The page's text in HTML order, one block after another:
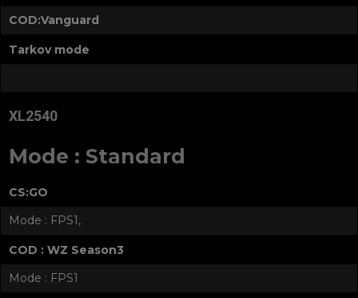
COD:Vanguard
Tarkov mode
XL2540
Mode : Standard
CS:GO
Mode : FPS1,
COD : WZ Season3
Mode : FPS1